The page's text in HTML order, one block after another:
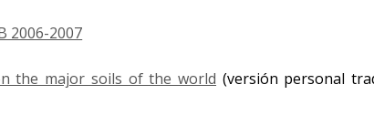
2006-2007
the major soils of the world (versión personal